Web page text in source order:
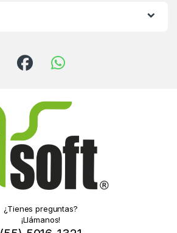
¿Tienes preguntas?
¡Llámanos!